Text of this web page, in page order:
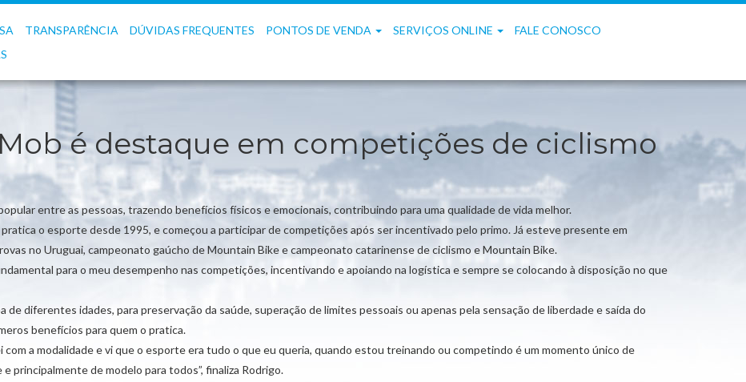
TRANSPARÊNCIA DÚVIDAS FREQUENTES PONTOS DE VENDA SERVIÇOS ONLINE
FALE CONOSCO
é destaque em competições de ciclismo
entre as pessoas, trazendo benefícios físicos e emocionais, contribuindo para uma qualidade de vida melhor.
o esporte desde 1995, e começou a participar de competições após ser incentivado pelo primo. Já esteve presente em
no Uruguai, campeonato gaúcho de Mountain Bike e campeonato catarinense de ciclismo e Mountain Bike.
para o meu desempenho nas competições, incentivando e apoiando na logística e sempre se colocando à disposição no que
diferentes idades, para preservação da saúde, superação de limites pessoais ou apenas pela sensação de liberdade e saída do
benefícios para quem o pratica.
a modalidade e vi que o esporte era tudo o que eu queria, quando estou treinando ou competindo é um momento único de
principalmente de modelo para todos”, finaliza Rodrigo.